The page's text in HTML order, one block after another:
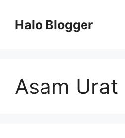
contentHalo Blogger
Asam Urat